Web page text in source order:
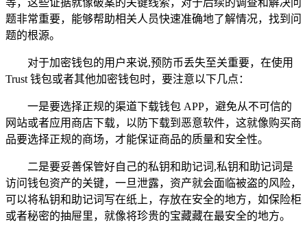
题非常重要，能够帮助相关人员快速准确地了解情况，找到问
题的根源。
对于加密钱包的用户来说,预防币丢失至关重要，在使用
Trust 钱包或者其他加密钱包时，要注意以下几点：
一是要选择正规的渠道下载钱包 APP，避免从不可信的
网站或者应用商店下载，以防下载到恶意软件，这就像购买商
品要选择正规的商场，才能保证商品的质量和安全性。
二是要妥善保管好自己的私钥和助记词,私钥和助记词是
访问钱包资产的关键，一旦泄露，资产就会面临被盗的风险，
可以将私钥和助记词写在纸上，存放在安全的地方，如保险柜
或者秘密的抽屉里，就像将珍贵的宝藏藏在最安全的地方。